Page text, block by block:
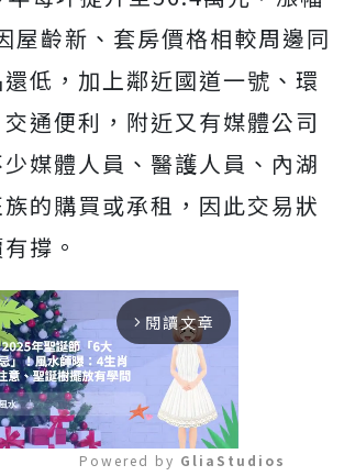
屋齡新、套房價格相較周邊同
低，加上鄰近國道一號、環
通便利，附近又有媒體公司
媒體人員、醫護人員、內湖
的購買或承租，因此交易狀
撐。
arrow_forward_ios 閱讀文章
Powered by GliaStudios